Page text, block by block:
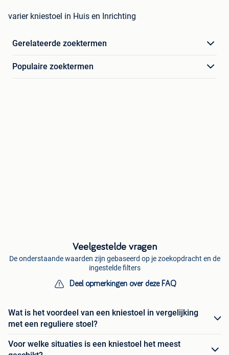
varier kniestoel in Huis en Inrichting
Gerelateerde zoektermen
Populaire zoektermen
Veelgestelde vragen
De onderstaande waarden zijn gebaseerd op je zoekopdracht en de
ingestelde filters
Deel opmerkingen over deze FAQ
Wat is het voordeel van een kniestoel in vergelijking
met een reguliere stoel?
Voor welke situaties is een kniestoel het meest